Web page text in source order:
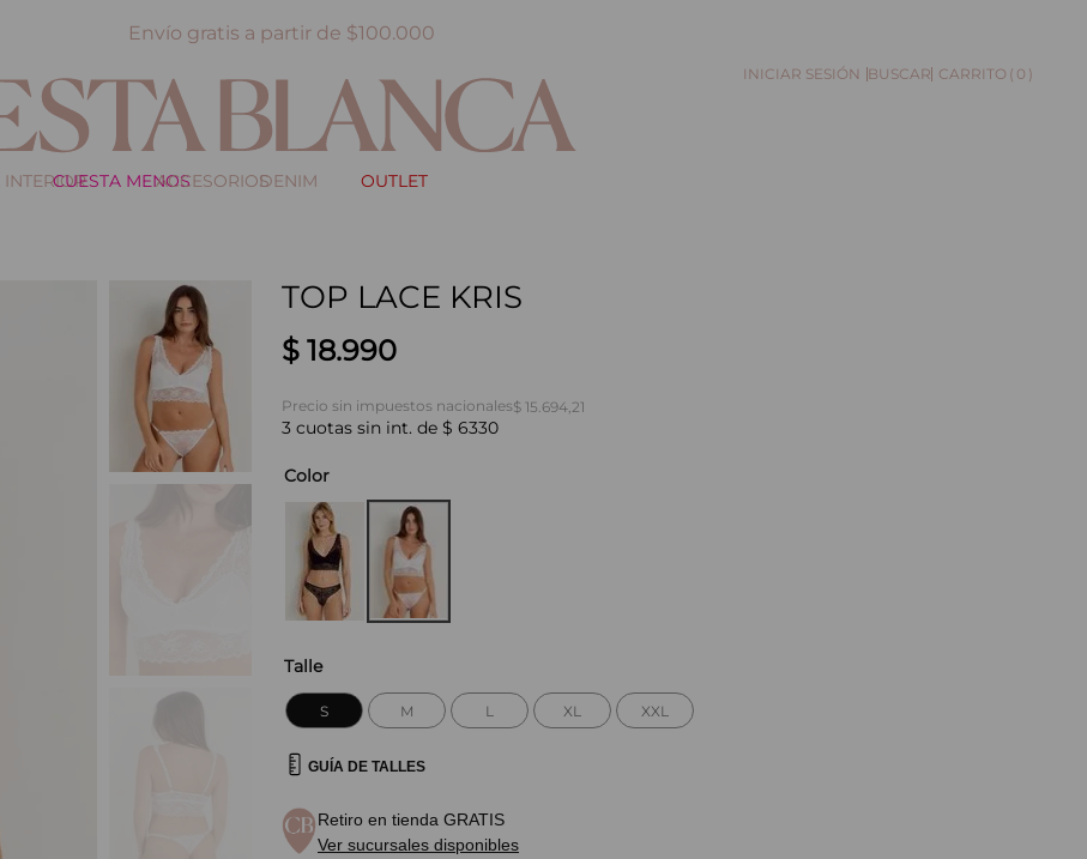
Envío gratis a partir de $100.000
INTERIORCUESTA MENOSACCESORIOSDENIM OUTLET
BUSCAR 0
TOP LACE KRIS
$ 18.990
Precio sin impuestos nacionales$ 15.694,21
3 cuotas sin int. de $ 6330
Color
Talle
S M L XL XXL
GUÍA DE TALLES
Retiro en tienda GRATIS
Ver sucursales disponibles